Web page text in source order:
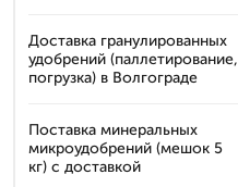
Доставка гранулированных
удобрений (паллетирование,
погрузка) в Волгограде
Поставка минеральных
микроудобрений (мешок 5
кг) с доставкой